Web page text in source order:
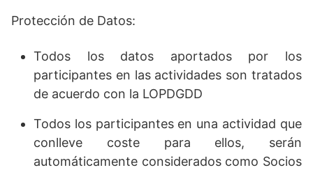
Protección de Datos:
Todos los datos aportados por los
participantes en las actividades son tratados
de acuerdo con la LOPDGDD
Todos los participantes en una actividad que
conlleve coste para ellos, serán
automáticamente considerados como Socios